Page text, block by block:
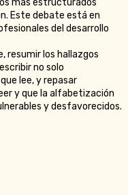
más estructurados
Este debate está en
del desarrollo
resumir los hallazgos
no solo
lee, y repasar
y que la alfabetización
y desfavorecidos.